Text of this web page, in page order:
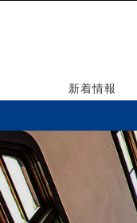
新着情報